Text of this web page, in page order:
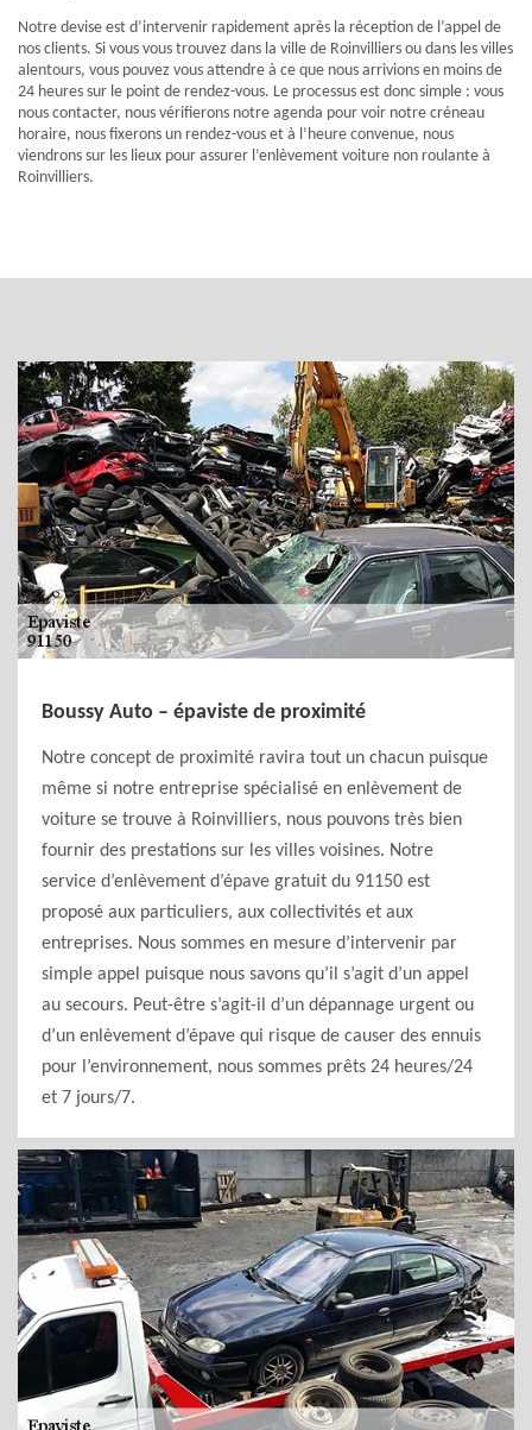
Notre devise est d’intervenir rapidement après la réception de l’appel de
nos clients. Si vous vous trouvez dans la ville de Roinvilliers ou dans les villes
alentours, vous pouvez vous attendre à ce que nous arrivions en moins de
24 heures sur le point de rendez-vous. Le processus est donc simple : vous
nous contacter, nous vérifierons notre agenda pour voir notre créneau
horaire, nous fixerons un rendez-vous et à l’heure convenue, nous
viendrons sur les lieux pour assurer l’enlèvement voiture non roulante à
Roinvilliers.
Boussy Auto – épaviste de proximité
Notre concept de proximité ravira tout un chacun puisque
même si notre entreprise spécialisé en enlèvement de
voiture se trouve à Roinvilliers, nous pouvons très bien
fournir des prestations sur les villes voisines. Notre
service d’enlèvement d’épave gratuit du 91150 est
proposé aux particuliers, aux collectivités et aux
entreprises. Nous sommes en mesure d’intervenir par
simple appel puisque nous savons qu’il s’agit d’un appel
au secours. Peut-être s’agit-il d’un dépannage urgent ou
d’un enlèvement d’épave qui risque de causer des ennuis
pour l’environnement, nous sommes prêts 24 heures/24
et 7 jours/7.